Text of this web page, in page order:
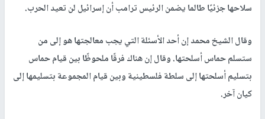
سلاحها جزئيًا طالما يضمن الرئيس ترامب أن إسرائيل لن تعيد الحرب.
وقال الشيخ محمد إن أحد الأسئلة التي يجب معالجتها هو إلى من
ستسلم حماس أسلحتها. وقال إن هناك فرقًا ملحوظًا بين قيام حماس
بتسليم أسلحتها إلى سلطة فلسطينية وبين قيام المجموعة بتسليمها إلى
كيان آخر.